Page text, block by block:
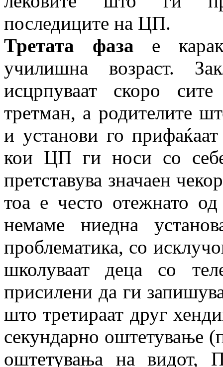
последиците на ЦП.
Третата фаза е
училишна возраст.
исцрпуваат скоро
третман, а родителите
и установи го
кои ЦП ги носи со
претставува значаен
тоа е често отежнато
немаме ниедна
проблематика, со
школуваат деца со
присилени да ги
што третираат друг
секундарно оштетување
оштетувања на видот,